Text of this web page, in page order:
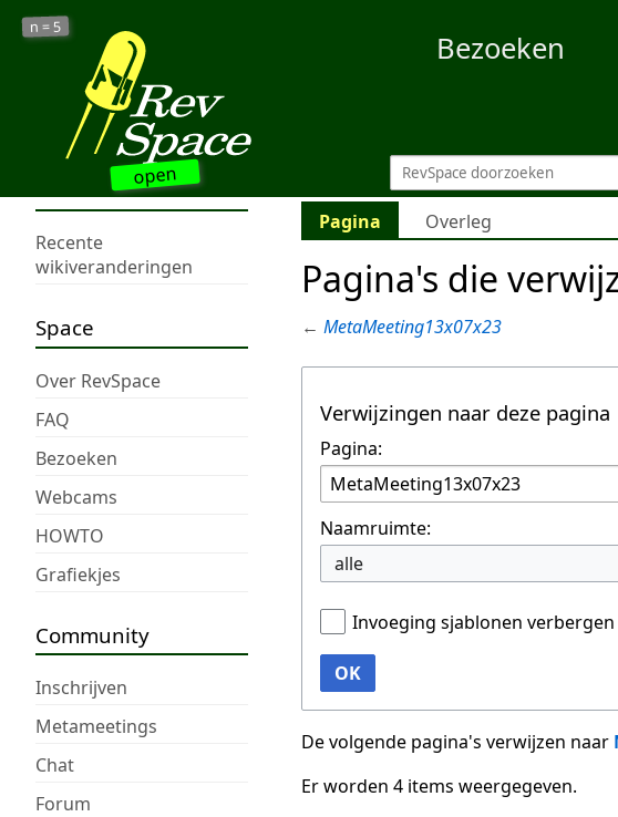
open
n = 5
Bezoeken
Recente
wikiveranderingen
Space
Over RevSpace
FAQ
Bezoeken
Webcams
HOWTO
Grafiekjes
Community
Inschrijven
Metameetings
Chat
Forum
Pagina Overleg
Pagina's die
← MetaMeeting13x07x23
Verwijzingen naar deze pagina
Pagina:
Naamruimte:
alle
Invoeging sjablonen verbergen
OK
De volgende pagina's verwijzen naar
Er worden 4 items weergegeven.